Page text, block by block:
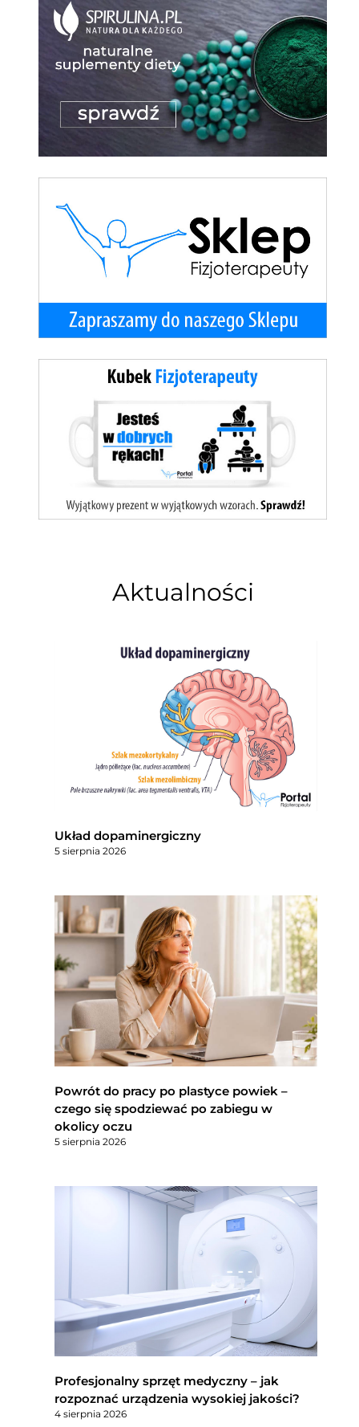
Aktualności
Układ dopaminergiczny
5 sierpnia 2026
Powrót do pracy po plastyce powiek –
czego się spodziewać po zabiegu w
okolicy oczu
5 sierpnia 2026
Profesjonalny sprzęt medyczny – jak
rozpoznać urządzenia wysokiej jakości?
4 sierpnia 2026